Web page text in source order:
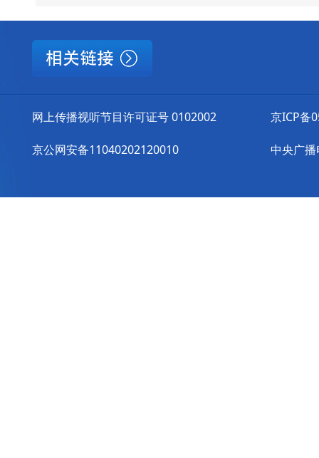
网上传播视听节目许可证号 0102002
京公网安备11040202120010
京ICP备
中央广